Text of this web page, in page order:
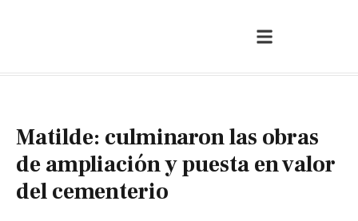
Matilde: culminaron las obras
de ampliación y puesta en valor
del cementerio